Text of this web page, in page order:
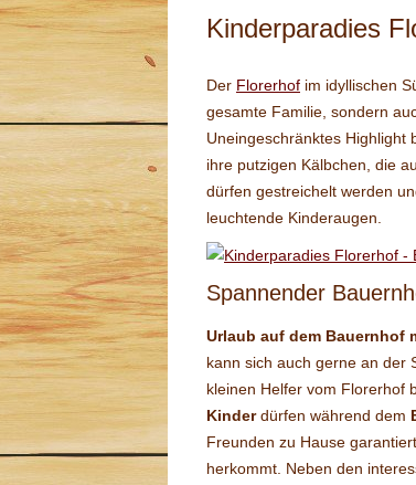
Kinderparadies
Der Florerhof im idyllischen
gesamte Familie, sondern
Uneingeschränktes Highlight
ihre putzigen Kälbchen, die
dürfen gestreichelt werden
leuchtende Kinderaugen.
Spannender
Urlaub auf dem Bauernhof
kann sich auch gerne an der
kleinen Helfer vom Florerhof
Kinderdürfen während dem
Freunden zu Hause
herkommt. Neben den